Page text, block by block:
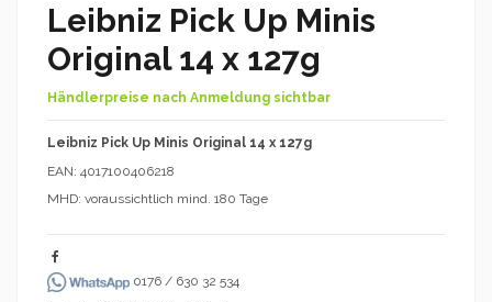
Leibniz Pick Up Minis
Original 14 x 127g
Händlerpreise nach Anmeldung sichtbar
Leibniz Pick Up Minis Original 14 x 127g
EAN: 4017100406218
MHD: voraussichtlich mind. 180 Tage
0176 / 630 32 534